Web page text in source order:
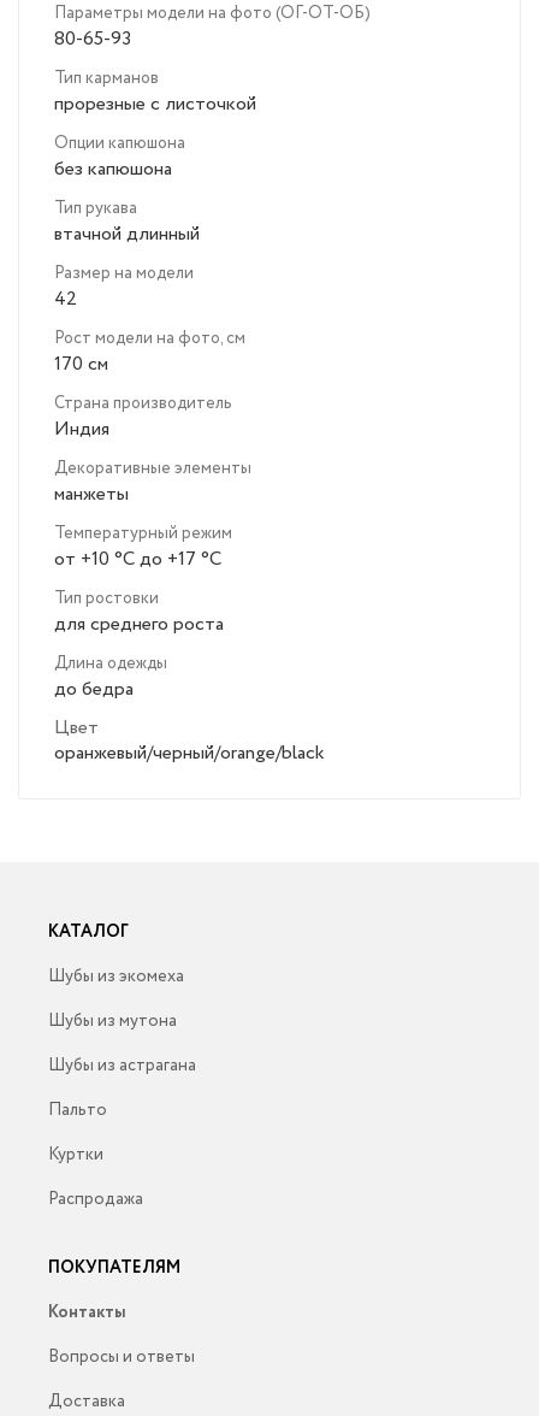
Параметры модели на фото (ОГ-ОТ-ОБ)
80-65-93
Тип карманов
прорезные с листочкой
Опции капюшона
без капюшона
Тип рукава
втачной длинный
Размер на модели
42
Рост модели на фото, см
170 см
Страна производитель
Индия
Декоративные элементы
манжеты
Температурный режим
от +10 °C до +17 °C
Тип ростовки
для среднего роста
Длина одежды
до бедра
Цвет
оранжевый/черный/orange/black
КАТАЛОГ
Шубы из экомеха
Шубы из мутона
Шубы из астрагана
Пальто
Куртки
Распродажа
ПОКУПАТЕЛЯМ
Контакты
Вопросы и ответы
Доставка